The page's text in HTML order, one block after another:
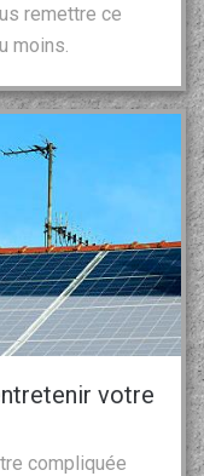
remettre ce
moins.
votre
compliquée